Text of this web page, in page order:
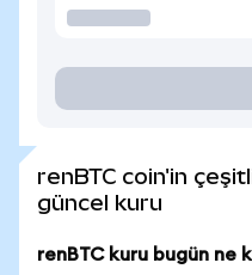
renBTC coin'in
güncel kuru
renBTC kuru bugün ne